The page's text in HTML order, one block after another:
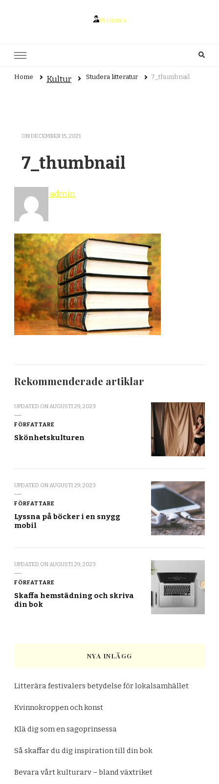
Home Kultur Studera litteratur 7_thumbnail
ONDECEMBER 15, 2021
7_thumbnail
admin
Rekommenderade artiklar
UPDATED ONAUGUSTI 29, 2023
FÖRFATTARE
Skönhetskulturen
UPDATED ONAUGUSTI 29, 2023
FÖRFATTARE
Lyssna på böcker i en snygg
mobil
UPDATED ONAUGUSTI 29, 2023
FÖRFATTARE
Skaffa hemstädning och skriva
din bok
NYA INLÄGG
Litterära festivalers betydelse för lokalsamhället
Kvinnokroppen och konst
Klä dig som en sagoprinsessa
Så skaffar du dig inspiration till din bok
Bevara vårt kulturarv – bland växtriket